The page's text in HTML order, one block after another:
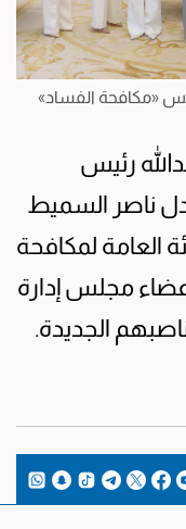
«مكافحة الفساد»
رئيس
ناصر السميط
العامة لمكافحة
مجلس إدارة
الجديدة.